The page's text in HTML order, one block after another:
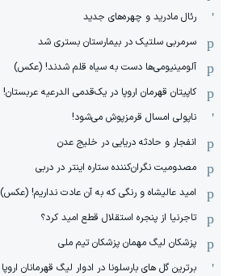
رئال مادرید و چهره‌های جدید
سرمربی سلتیک در بیمارستان بستری شد
آلومینیومی‌ها دست به سیاه قلم شدند! (عکس)
کاپیتان قهرمان اروپا در یک‌قدمی الدرعیه عربستان!
ناپولی امسال قرمزپوش می‌شود!
انفجار و حادثه دریایی در خلیج عدن
مصدومیت نگران‌کننده ستاره اینتر در دربی
امید عالیشاه و رنگی که به آن عادت نداریم! (عکس)
تاجرنیا از پنجره استقلال قطع امید کرد؟
پزشکان لیگ مهمان پزشکان تیم ملی
برترین گل های بارسلونا در ادوار لیگ قهرمانان اروپا